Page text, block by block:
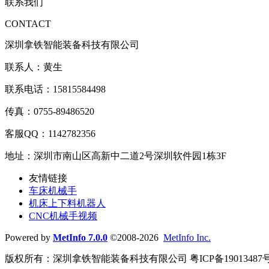
联系我们
CONTACT
深圳拿铁智能装备科技有限公司
联系人：黄生
联系电话：15815584498
传真：0755-89486520
客服QQ：1142782356
地址：深圳市南山区高新中二道2号深圳软件园1栋3F
友情链接
车床机械手
机床上下料机器人
CNC机械手视频
Powered by MetInfo 7.0.0 ©2008-2026 MetInfo Inc.
版权所有：深圳拿铁智能装备科技有限公司 粤ICP备19013487